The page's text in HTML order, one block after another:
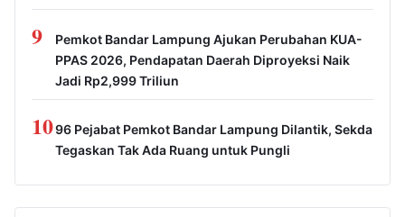
9
Pemkot Bandar Lampung Ajukan Perubahan KUA-
PPAS 2026, Pendapatan Daerah Diproyeksi Naik
Jadi Rp2,999 Triliun
1096 Pejabat Pemkot Bandar Lampung Dilantik, Sekda
Tegaskan Tak Ada Ruang untuk Pungli